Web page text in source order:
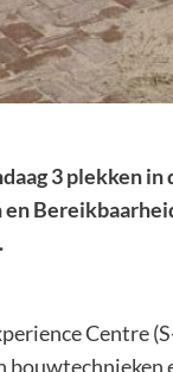
3 plekken
Centre
bouwtechnieken